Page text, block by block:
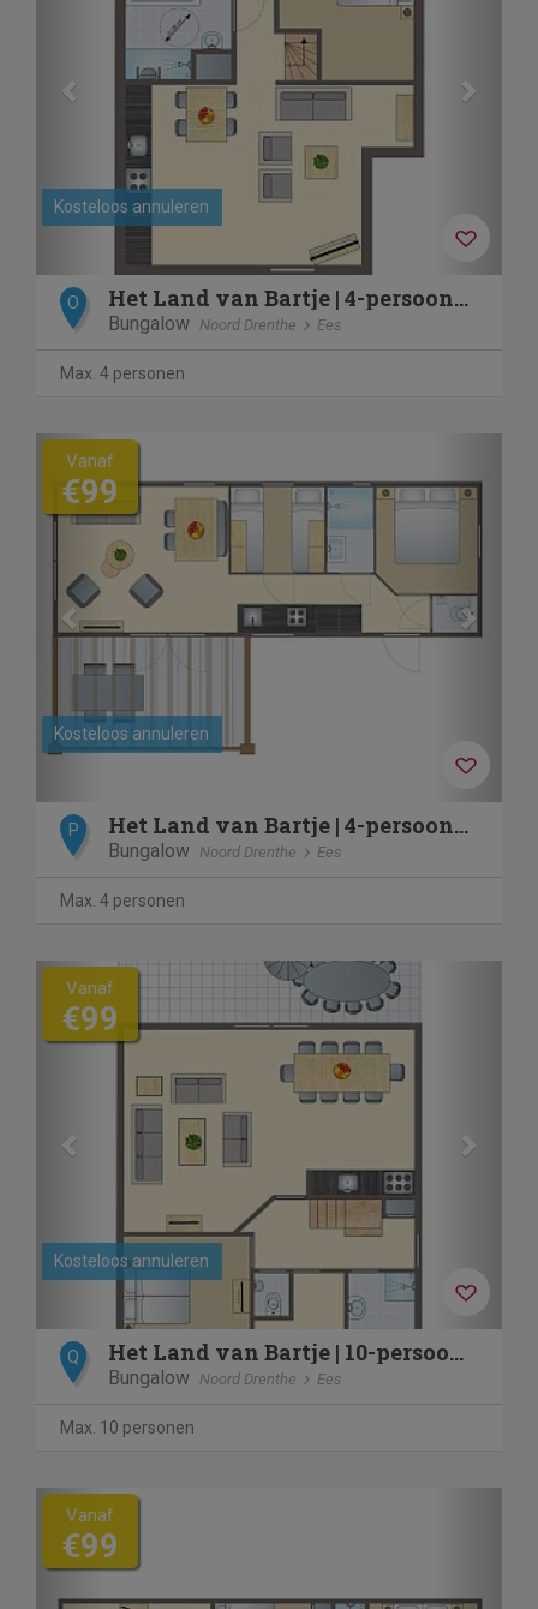
Kosteloos annuleren
O Het Land van Bartje | 4-persoons bungalow - Speciaal toegank
Bungalow Noord Drenthe Ees
Max. 4 personen
Previous
Kosteloos annuleren
Vanaf
€99
P Het Land van Bartje | 4-persoons chalet | 4BV
Bungalow Noord Drenthe Ees
Max. 4 personen
Previous
Kosteloos annuleren
Vanaf
€99
Q Het Land van Bartje | 10-persoons boerderij | 10FL
Bungalow Noord Drenthe Ees
Max. 10 personen
Previous
Vanaf
€99